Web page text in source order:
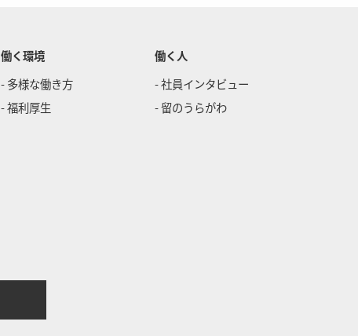
働く環境
- 多様な働き方
- 福利厚生
働く人
- 社員インタビュー
- 留のうらがわ